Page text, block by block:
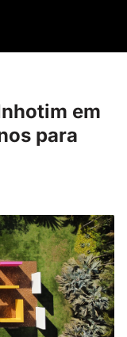
em
para